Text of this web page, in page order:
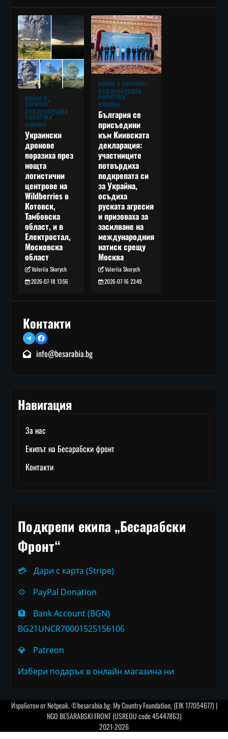
ВОЙНА В
УКРАЙНА
МЕЖДУНАРОДНА
ПОЛИТИКА
НОВИНИ
Украински
дронове
поразиха през
нощта
логистични
центрове на
Wildberries в
Котовск,
Тамбовска
област, и в
Електростал,
Московска
област
Valeriia Skorych
2026-07-18 13:56
ВОЙНА В УКРАЙНА
МЕЖДУНАРОДНА
ПОЛИТИКА
НОВИНИ
България се
присъедини
към Киивската
декларация:
участниците
потвърдиха
подкрепата си
за Украйна,
осъдиха
руската агресия
и призоваха за
засилване на
международния
натиск срещу
Москва
Valeriia Skorych
2026-07-16 23:49
Контакти
TelegramFacebook
info@besarabia.bg
Навигация
За нас
Екипът на Бесарабски фронт
Контакти
Подкрепи екипа „Бесарабски
Фронт“
💳
Дари с карта (Stripe)
💠
PayPal Donation
🏦
Bank Account (BGN)
BG21UNCR70001525156106
💎
Patreon
Избери подарък в онлайн магазина ни
Изработен отNetpeak. ©besarabia.bg: My Country Foundation, (EIK 177054677) |
NGO BESARABSKI FRONT (USREOU code 45447863)
2021-2026